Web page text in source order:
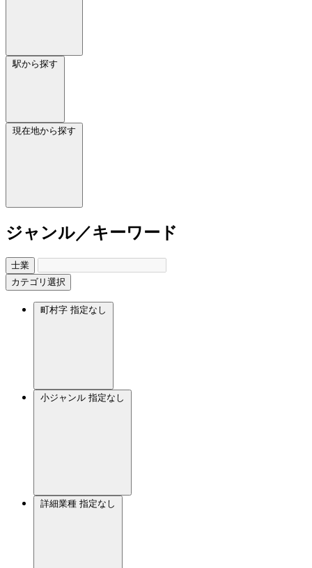
駅から探す
現在地から探す
ジャンル／キーワード
士業
カテゴリ選択
町村字 指定なし
小ジャンル 指定なし
詳細業種 指定なし